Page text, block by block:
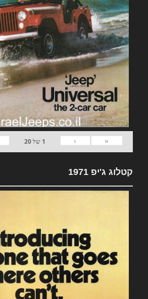
«
‹
1 של20
קטלוג ג'יפ 1971